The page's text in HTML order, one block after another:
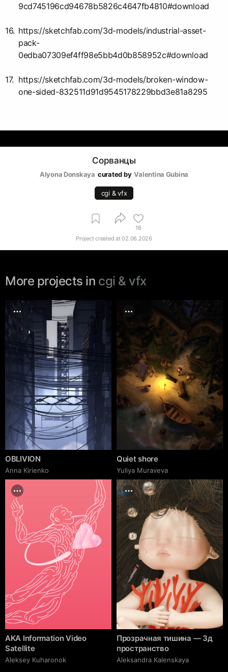
9cd745196cd94678b5826c4647fb4810#download
https://sketchfab.com/3d-models/industrial-asset-
pack-
0edba07309ef4ff98e5bb4d0b858952c#download
https://sketchfab.com/3d-models/broken-window-
one-sided-832511d91d9545178229bbd3e81a8295
Сорванцы
Alyona Donskaya curated by Valentina Gubina
cgi & vfx
16
Project created at02.06.2026
More projects in cgi & vfx
OBLIVION
Anna Kirienko
Quiet shore
Yuliya Muraveva
AKA Information Video
Satellite
Aleksey Kuharonok
Прозрачная тишина — 3д
пространство
Aleksandra Kalenskaya